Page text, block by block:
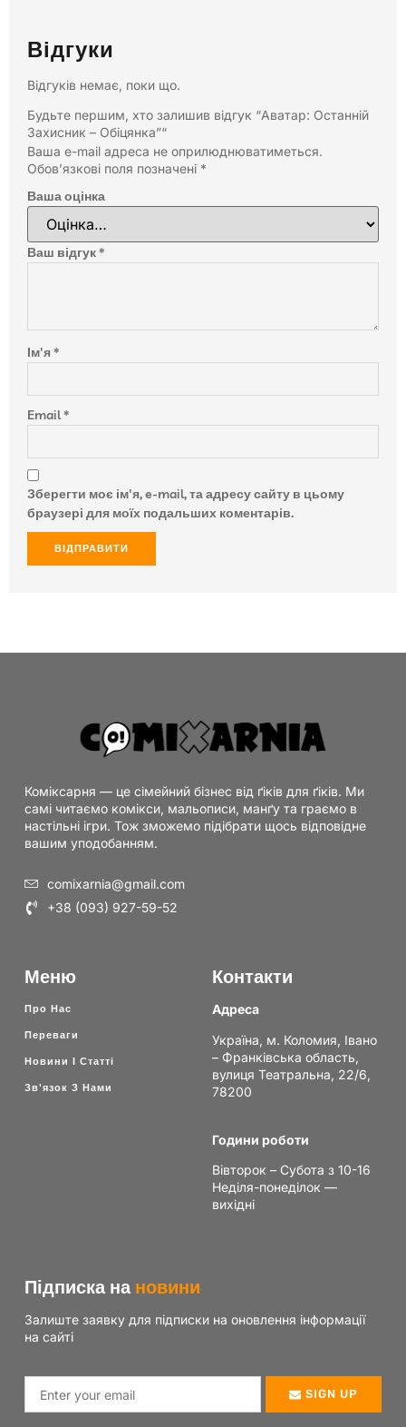
Відгуки
Відгуків немає, поки що.
Будьте першим, хто залишив відгук “Аватар: Останній
Захисник – Обіцянка”“
Ваша e-mail адреса не оприлюднюватиметься.
Обов’язкові поля позначені *
Ваша оцінка
Ваш відгук*
Ім'я*
Email*
Зберегти моє ім'я, e-mail, та адресу сайту в цьому
браузері для моїх подальших коментарів.
Коміксарня — це сімейний бізнес від ґіків для ґіків. Ми
самі читаємо комікси, мальописи, манґу та граємо в
настільні ігри. Тож зможемо підібрати щось відповідне
вашим уподобанням.
comixarnia@gmail.com
+38 (093) 927-59-52
Меню
Про Нас
Переваги
Новини І Статті
Зв'язок З Нами
Контакти
Адреса
Україна, м. Коломия, Івано
– Франківська область,
вулиця Театральна, 22/6,
78200
Години роботи
Вівторок – Субота з 10-16
Неділя-понеділок —
вихідні
Підписка на новини
Залиште заявку для підписки на оновлення інформації
на сайті
SIGN UP